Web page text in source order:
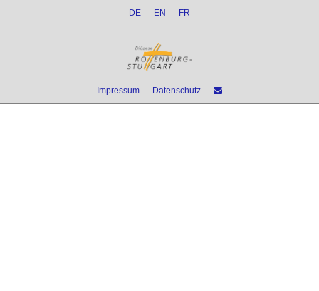
DE EN FR
Impressum Datenschutz